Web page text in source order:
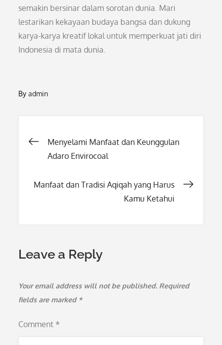
semakin bersinar dalam sorotan dunia. Mari
lestarikan kekayaan budaya bangsa dan dukung
karya-karya kreatif lokal untuk memperkuat jati diri
Indonesia di mata dunia.
Byadmin
Post
Menyelami Manfaat dan Keunggulan
Adaro Envirocoal
Manfaat dan Tradisi Aqiqah yang Harus
Kamu Ketahui
Leave a Reply
Your email address will not be published. Required
fields are marked *
Comment *